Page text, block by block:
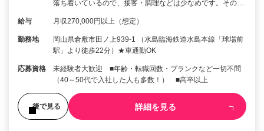
落ち着いているので、接客・調理などは少なめです。その…
給与 月収270,000円以上（想定）
勤務地
岡山県倉敷市田ノ上939-1 （水島臨海鉄道水島本線「球場前
駅」より徒歩22分）★車通勤OK
応募資格
未経験者大歓迎 ■年齢・転職回数・ブランクなど一切不問
（40～50代で入社した人も多数！） ■高卒以上
後で見る 詳細を見る